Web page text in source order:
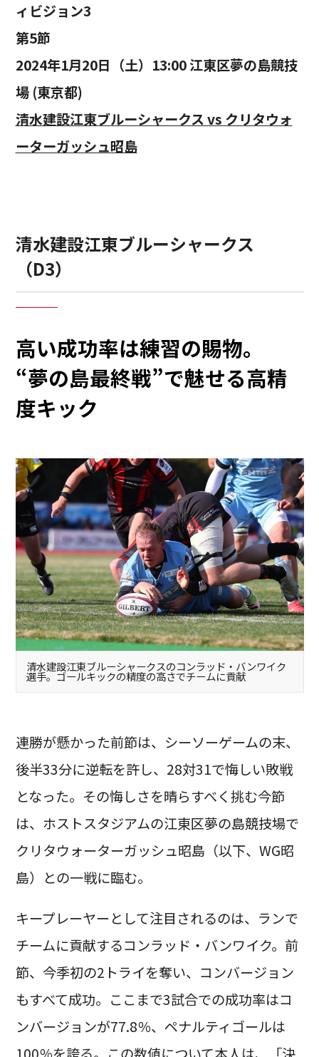
ィビジョン3
第5節
2024年1月20日（土）13:00 江東区夢の島競技
場 (東京都)
清水建設江東ブルーシャークス vs クリタウォ
ーターガッシュ昭島
清水建設江東ブルーシャークス
（D3）
高い成功率は練習の賜物。
“夢の島最終戦”で魅せる高精
度キック
清水建設江東ブルーシャークスのコンラッド・バンワイク
選手。ゴールキックの精度の高さでチームに貢献
連勝が懸かった前節は、シーソーゲームの末、
後半33分に逆転を許し、28対31で悔しい敗戦
となった。その悔しさを晴らすべく挑む今節
は、ホストスタジアムの江東区夢の島競技場で
クリタウォーターガッシュ昭島（以下、WG昭
島）との一戦に臨む。
キープレーヤーとして注目されるのは、ランで
チームに貢献するコンラッド・バンワイク。前
節、今季初の2トライを奪い、コンバージョン
もすべて成功。ここまで3試合での成功率はコ
ンバージョンが77.8％、ペナルティゴールは